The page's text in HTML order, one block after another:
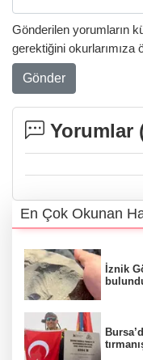
Gönderilen yorumların
gerektiğini okurlarımıza
Gönder
Yorumlar
En Çok Okunan
İznik